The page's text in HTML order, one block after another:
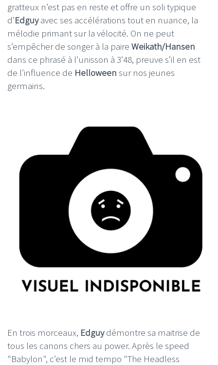
gratteux n’est pas en reste et offre un soli typique
d’Edguyavec ses accélérations tout en nuance, la
mélodie primant sur la vélocité. On ne peut
s’empêcher de songer à la paire Weikath/Hansen
dans ce phrasé à l’unisson à 3’48, preuve s’il en est
de l’influence de Helloween sur nos jeunes
germains.
En trois morceaux, Edguydémontre sa maitrise de
tous les canons chers au power. Après le speed
"Babylon", c’est le mid tempo "The Headless